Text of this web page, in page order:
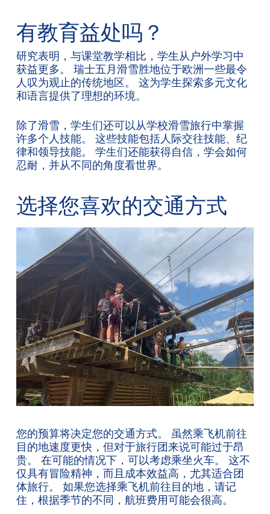
有教育益处吗？
研究表明，与课堂教学相比，学生从户外学习中
获益更多。 瑞士五月滑雪胜地位于欧洲一些最令
人叹为观止的传统地区。 这为学生探索多元文化
和语言提供了理想的环境。
除了滑雪，学生们还可以从学校滑雪旅行中掌握
许多个人技能。 这些技能包括人际交往技能、纪
律和领导技能。 学生们还能获得自信，学会如何
忍耐，并从不同的角度看世界。
选择您喜欢的交通方式
您的预算将决定您的交通方式。 虽然乘飞机前往
目的地速度更快，但对于旅行团来说可能过于昂
贵。 在可能的情况下，可以考虑乘坐火车。 这不
仅具有冒险精神，而且成本效益高，尤其适合团
体旅行。 如果您选择乘飞机前往目的地，请记
住，根据季节的不同，航班费用可能会很高。